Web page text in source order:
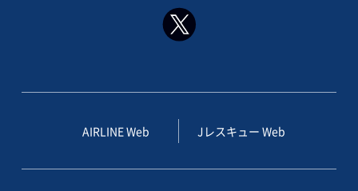
AIRLINE Web Jレスキュー Web